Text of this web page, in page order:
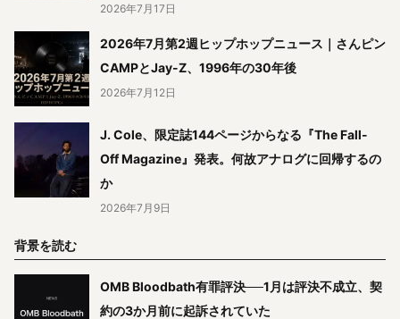
2026年7月17日
2026年7月第2週ヒップホップニュース｜さんピン
CAMPとJay-Z、1996年の30年後
2026年7月12日
J. Cole、限定誌144ページからなる『The Fall-
Off Magazine』発表。何故アナログに回帰するの
か
2026年7月9日
背景を読む
OMB Bloodbath有罪評決──1月は評決不成立、契
約の3か月前に起訴されていた